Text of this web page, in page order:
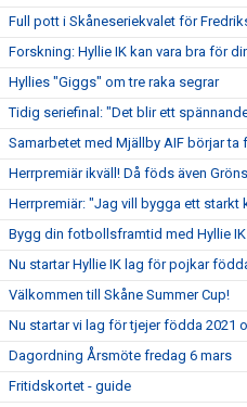
Full pott i Skåneseriekvalet för
Forskning: Hyllie IK kan vara bra för
Hyllies "Giggs" om tre raka segrar
Tidig seriefinal: "Det blir ett
Samarbetet med Mjällby AIF börjar ta
Herrpremiär ikväll! Då föds även
Herrpremiär: "Jag vill bygga ett starkt
Bygg din fotbollsframtid med Hyllie
Nu startar Hyllie IK lag för pojkar
Välkommen till Skåne Summer Cup!
Nu startar vi lag för tjejer födda 2021
Dagordning Årsmöte fredag 6 mars
Fritidskortet - guide